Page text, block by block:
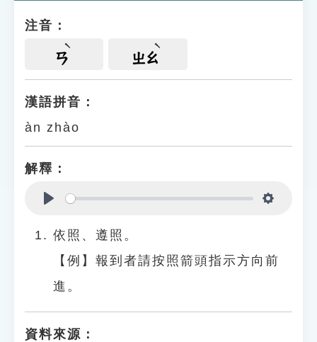
遊戲專區
貓頭鷹博士
注音：
ㄢ ㄓㄠ
漢語拼音：
àn zhào
解釋：
依照、遵照。
【例】報到者請按照箭頭指示方向前
進。
資料來源：